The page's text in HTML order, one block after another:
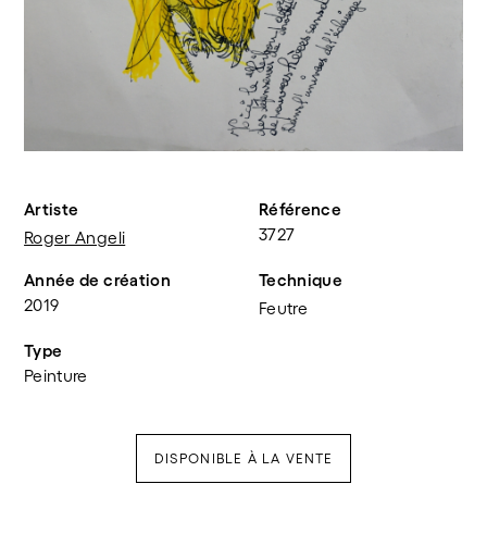
Artiste
Roger Angeli
Référence
3727
Année de création
2019
Technique
Feutre
Type
Peinture
DISPONIBLE À LA VENTE